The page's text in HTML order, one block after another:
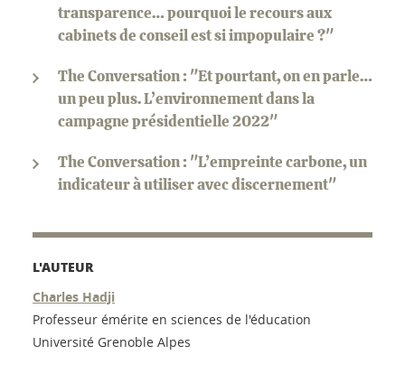
transparence… pourquoi le recours aux
cabinets de conseil est si impopulaire ?"
The Conversation : "Et pourtant, on en parle…
un peu plus. L’environnement dans la
campagne présidentielle 2022"
The Conversation : "L’empreinte carbone, un
indicateur à utiliser avec discernement"
L'AUTEUR
Charles Hadji
Professeur émérite en sciences de l'éducation
Université Grenoble Alpes